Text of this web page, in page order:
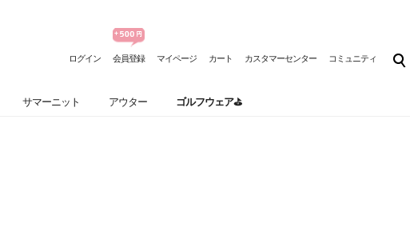
ログイン 会員登録 マイページ カート カスタマーセンター コミュニティ
サマーニット アウター ゴルフウェア⛳